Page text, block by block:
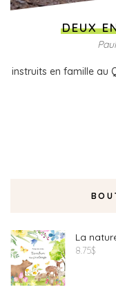
DEUX
instruits en famille au
La
8.75$